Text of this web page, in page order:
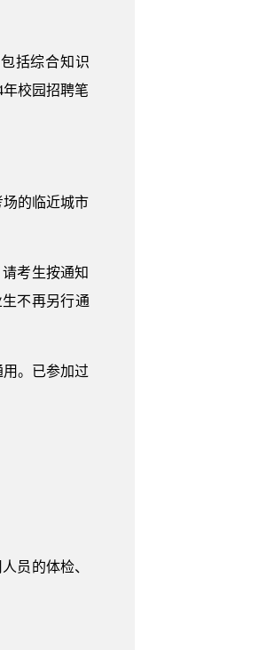
括综合知识
校园招聘笔
的临近城市
考生按通知
不再另行通
。已参加过
员的体检、